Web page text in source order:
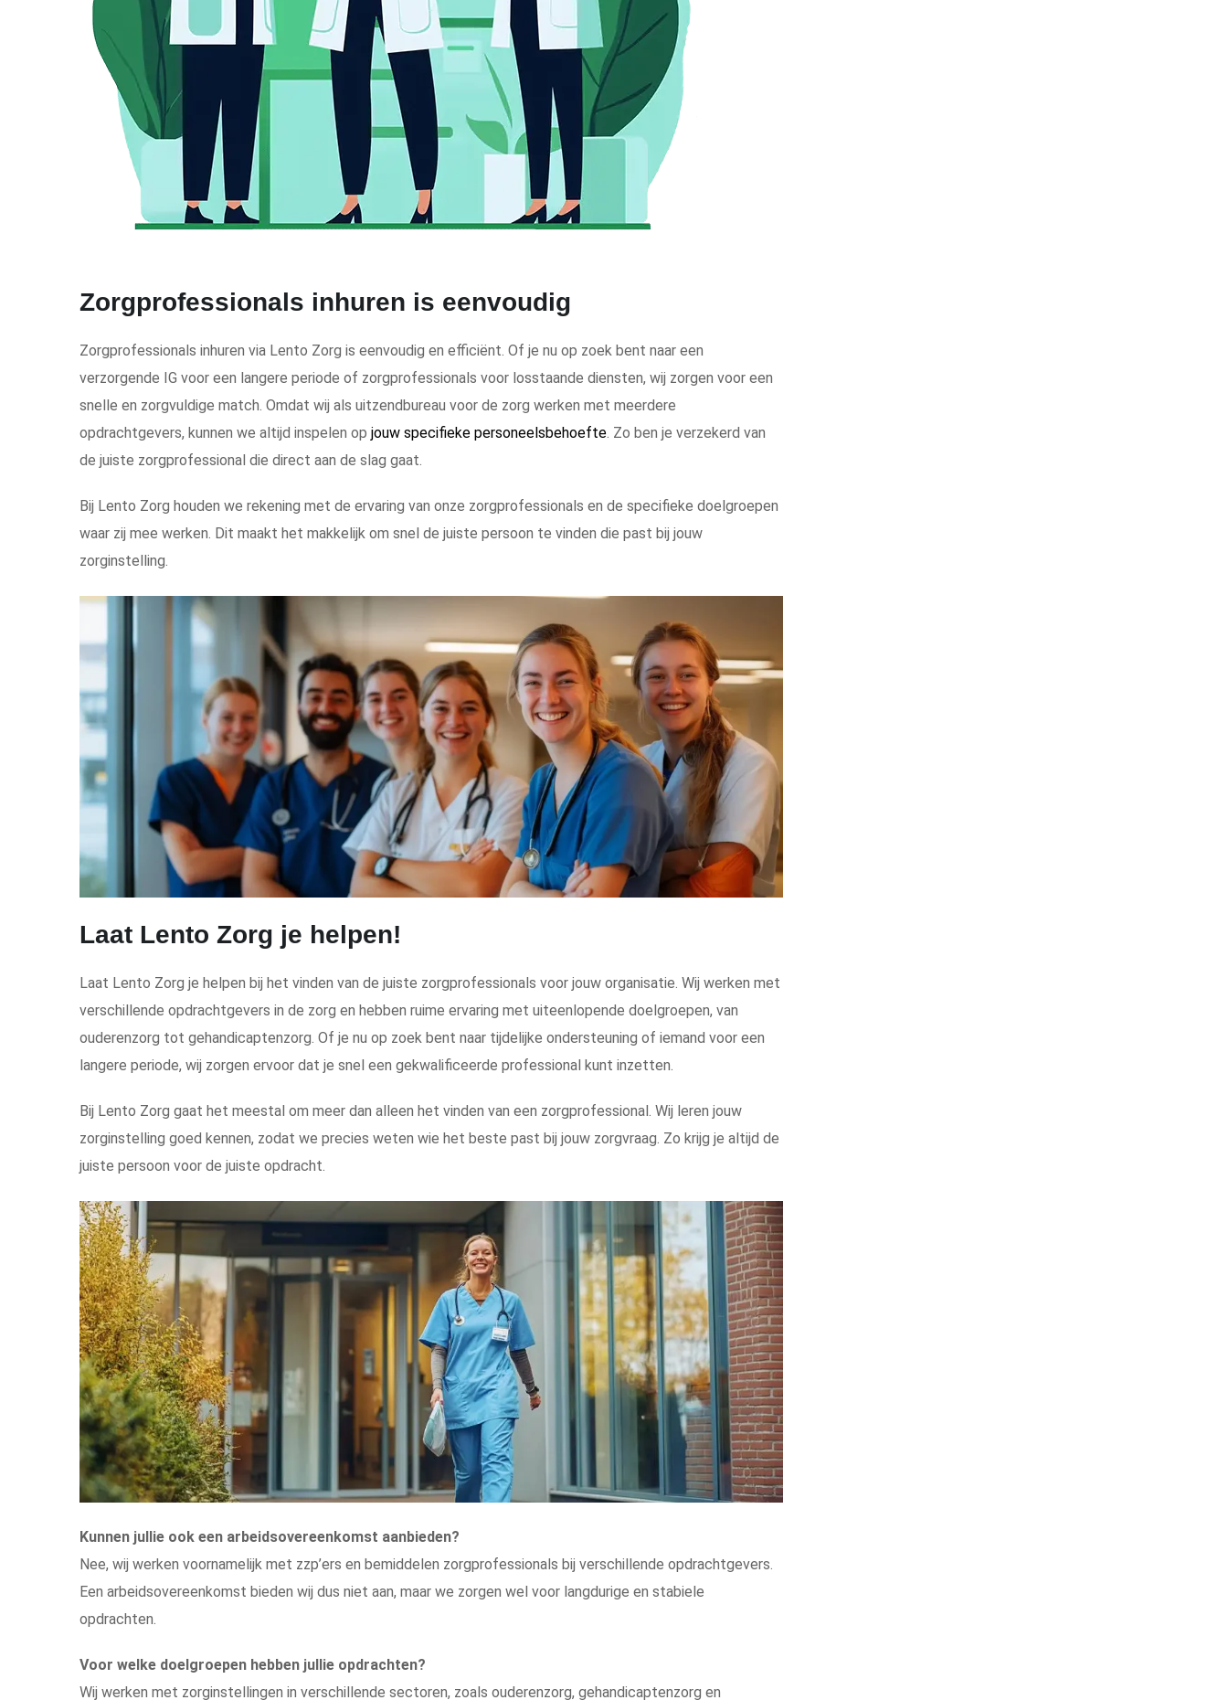
Zorgprofessionals inhuren is eenvoudig
Zorgprofessionals inhuren via Lento Zorg is eenvoudig en efficiënt. Of je nu op zoek bent naar een
verzorgende IG voor een langere periode of zorgprofessionals voor losstaande diensten, wij zorgen voor een
snelle en zorgvuldige match. Omdat wij als uitzendbureau voor de zorg werken met meerdere
opdrachtgevers, kunnen we altijd inspelen op jouw specifieke personeelsbehoefte. Zo ben je verzekerd van
de juiste zorgprofessional die direct aan de slag gaat.
Bij Lento Zorg houden we rekening met de ervaring van onze zorgprofessionals en de specifieke doelgroepen
waar zij mee werken. Dit maakt het makkelijk om snel de juiste persoon te vinden die past bij jouw
zorginstelling.
Laat Lento Zorg je helpen!
Laat Lento Zorg je helpen bij het vinden van de juiste zorgprofessionals voor jouw organisatie. Wij werken met
verschillende opdrachtgevers in de zorg en hebben ruime ervaring met uiteenlopende doelgroepen, van
ouderenzorg tot gehandicaptenzorg. Of je nu op zoek bent naar tijdelijke ondersteuning of iemand voor een
langere periode, wij zorgen ervoor dat je snel een gekwalificeerde professional kunt inzetten.
Bij Lento Zorg gaat het meestal om meer dan alleen het vinden van een zorgprofessional. Wij leren jouw
zorginstelling goed kennen, zodat we precies weten wie het beste past bij jouw zorgvraag. Zo krijg je altijd de
juiste persoon voor de juiste opdracht.
Kunnen jullie ook een arbeidsovereenkomst aanbieden?
Nee, wij werken voornamelijk met zzp’ers en bemiddelen zorgprofessionals bij verschillende opdrachtgevers.
Een arbeidsovereenkomst bieden wij dus niet aan, maar we zorgen wel voor langdurige en stabiele
opdrachten.
Voor welke doelgroepen hebben jullie opdrachten?
Wij werken met zorginstellingen in verschillende sectoren, zoals ouderenzorg, gehandicaptenzorg en